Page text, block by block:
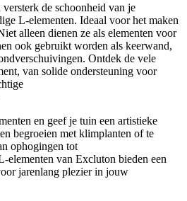
de schoonheid van je
L-elementen. Ideaal voor het maken
alleen dienen ze als elementen voor
ook gebruikt worden als keerwand,
Ontdek de vele
van solide ondersteuning voor
en geef je tuin een artistieke
begroeien met klimplanten of te
ophogingen tot
elementen van Excluton bieden een
jarenlang plezier in jouw